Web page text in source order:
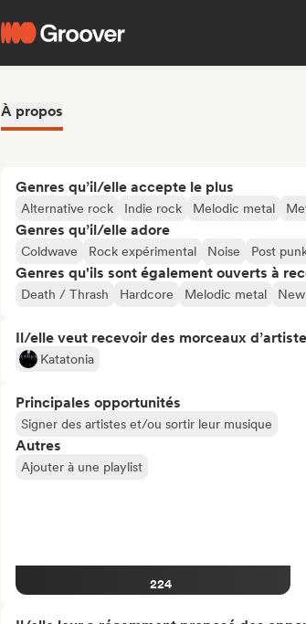
À propos
Genres qu’il/elle accepte le plus
Alternative rock Indie rock Melodic metal
Genres qu’il/elle adore
Coldwave Rock expérimental Noise Post
Genres qu'ils sont également ouverts à
Death / Thrash Hardcore Melodic metal
Il/elle veut recevoir des morceaux
Katatonia
Principales opportunités
Signer des artistes et/ou sortir leur musique
Autres
Ajouter à une playlist
224